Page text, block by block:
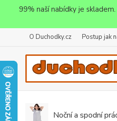
99% naší nabídky je
O Duchodky.cz Postup jak
Noční a spodní